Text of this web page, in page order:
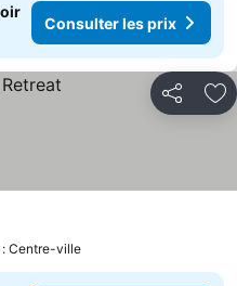
Consulter les prix
Partager
: Centre-ville